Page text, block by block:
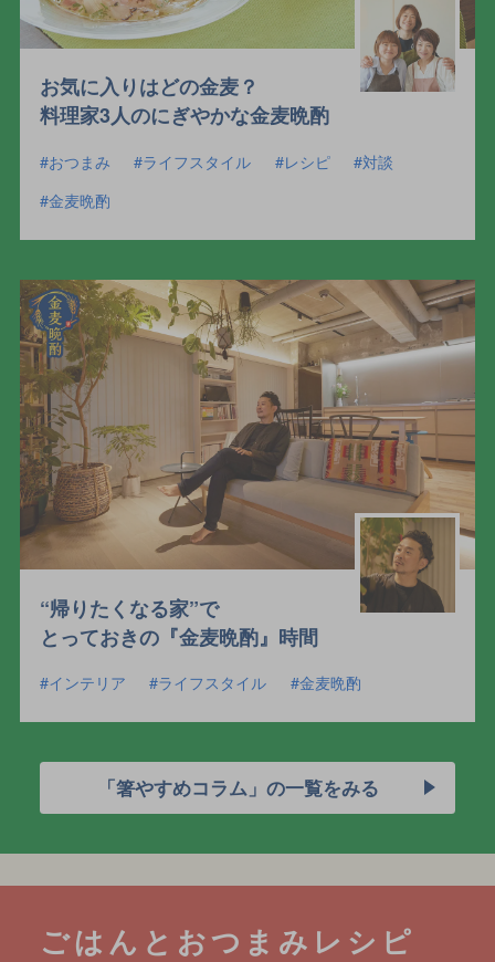
お気に入りはどの金麦？
料理家3人のにぎやかな金麦晩酌
おつまみ ライフスタイル レシピ
対談
金麦晩酌
“帰りたくなる家”で
とっておきの『金麦晩酌』時間
インテリア ライフスタイル 金麦晩酌
「箸やすめコラム」の一覧をみる
ごはんとおつまみレシピ